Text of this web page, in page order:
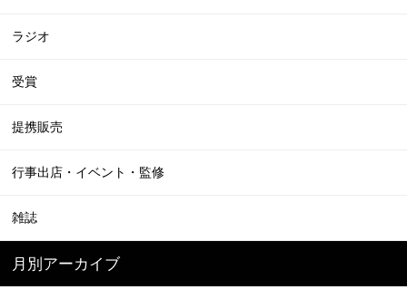
ラジオ
受賞
提携販売
行事出店・イベント・監修
雑誌
月別アーカイブ